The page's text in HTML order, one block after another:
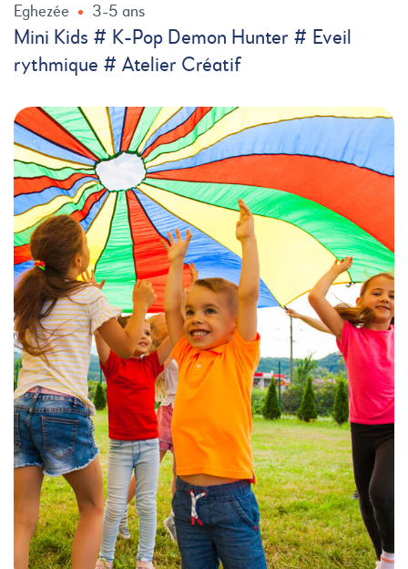
Eghezée 3-5 ans
Mini Kids # K-Pop Demon Hunter # Eveil
rythmique # Atelier Créatif